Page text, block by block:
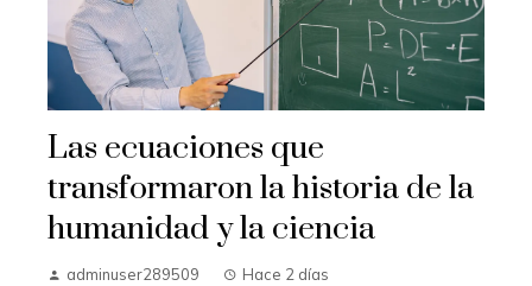
Las ecuaciones que
transformaron la historia de la
humanidad y la ciencia
adminuser289509 Hace 2 días